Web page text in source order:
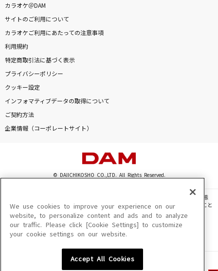
カラオケ＠DAM
サイトのご利用について
カラオケご利用にあたっての注意事項
利用規約
特定商取引法に基づく表示
プライバシーポリシー
クッキー設定
インフォマティブデータの取得について
ご契約方法
企業情報（コーポレートサイト）
© DAIICHIKOSHO CO.,LTD. All Rights Reserved.
このサイトに掲載されている一切の文章・画像・写真・動画・音声等を、手段や形態
を問わず、著作権法の定める範囲を超えて無断で複製、転載、ファイル化などすること
を禁じます。
楽曲及びコンテンツは、機種によりご利用いただけない場合があります。
楽曲及びコンテンツの配信日、配信内容が変更になる場合があります。
We use cookies to improve your experience on our
website, to personalize content and ads and to analyze
our traffic. Please click [Cookie Settings] to customize
your cookie settings on our website.
Accept All Cookies